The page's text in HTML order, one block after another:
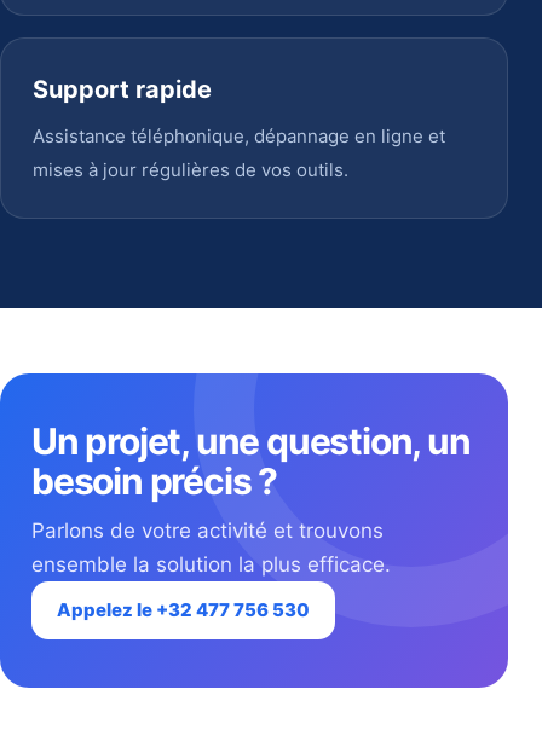
Support rapide
Assistance téléphonique, dépannage en ligne et
mises à jour régulières de vos outils.
Un projet, une question, un
besoin précis ?
Parlons de votre activité et trouvons
ensemble la solution la plus efficace.
Appelez le +32 477 756 530